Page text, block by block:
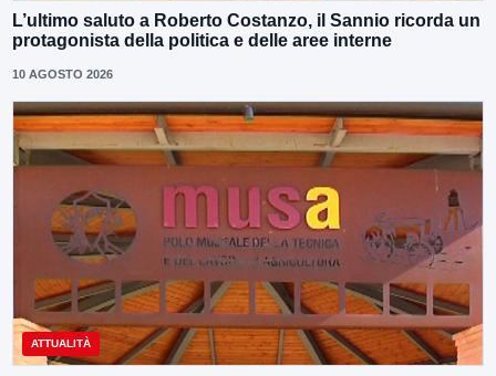
L’ultimo saluto a Roberto Costanzo, il Sannio ricorda un
protagonista della politica e delle aree interne
10 AGOSTO 2026
ATTUALITÀ